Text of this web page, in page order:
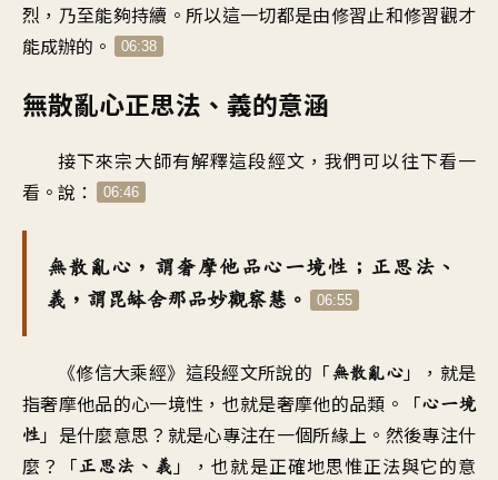
烈 ， 乃至能夠持續 。所以這一切都是由修習止和修習觀才
能成辦的 。 06:38
無散亂心正思法、義的意涵
接下來宗大師有解釋這段經文 ，我們可以往下看一
看 。 說 ： 06:46
無散亂心 ， 謂奢摩他品心一境性 ； 正思法、
義 ， 謂毘缽舍那品妙觀察慧。 06:55
《修信大乘經》 這段經文所說的「無散亂心」， 就是
指奢摩他品的心一境性 ， 也就是奢摩他的品類 。「心一境
性 」是什麼意思 ？ 就是心專注在一個所緣上 。 然後專注什
麼 ？「正思法、義 」，也就是正確地思惟正法與它的意